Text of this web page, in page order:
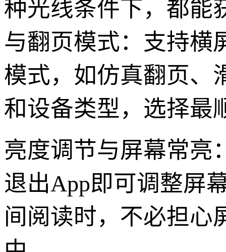
种光线条件下，都能
与翻页模式：支持横
模式，如仿真翻页、
和设备类型，选择最
亮度调节与屏幕常亮
退出App即可调整屏
间阅读时，不必担心